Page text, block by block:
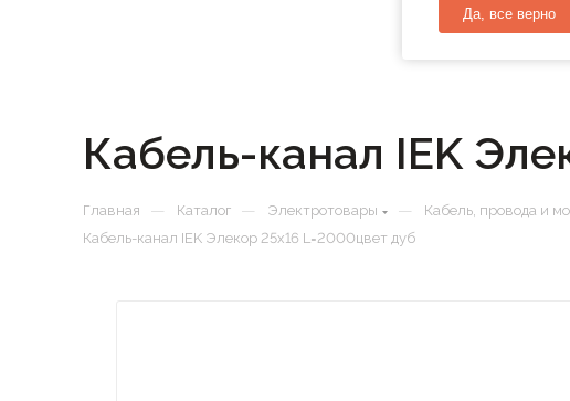
Да, все верно
Кабель-канал IEK
Главная — Каталог — Электротовары — Кабель, провода и
Кабель-канал IEK Элекор 25х16 L=2000цвет дуб